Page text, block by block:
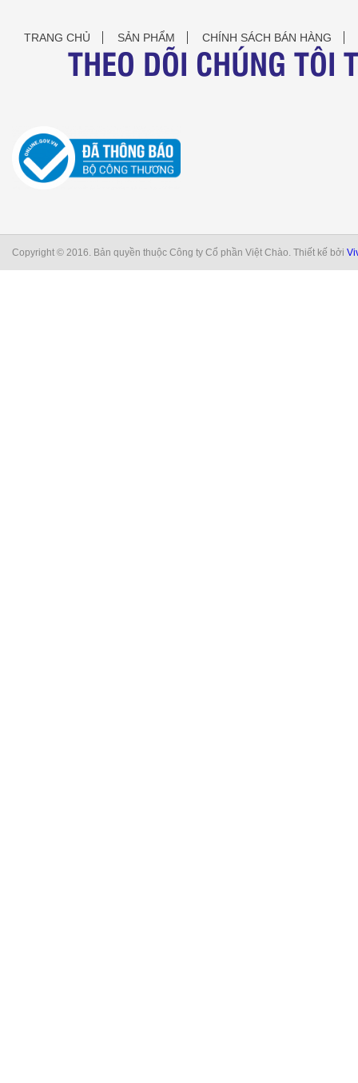
TRANG CHỦ SẢN PHẨM CHÍNH SÁCH BÁN HÀNG
THEO DÕI CHÚNG TÔI
Copyright © 2016. Bản quyền thuộc Công ty Cổ phần Việt Chào. Thiết kế bởi